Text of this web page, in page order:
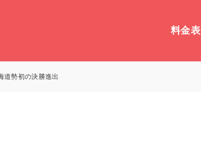
料金表
勢初の決勝進出